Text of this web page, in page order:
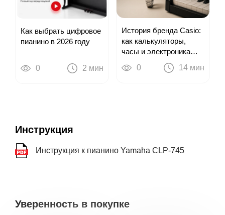
Как выбрать цифровое
пианино в 2026 году
0 2 мин
История бренда Casio:
как калькуляторы,
часы и электроника
привели к цифровым
пианино
0 14 мин
Инструкция
Инструкция к пианино Yamaha CLP-745
Уверенность в покупке